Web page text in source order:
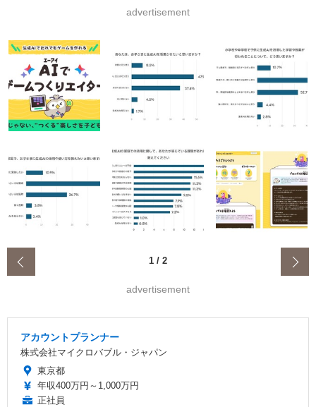
advertisement
1 / 2
advertisement
アカウントプランナー
株式会社マイクロバブル・ジャパン
東京都
年収400万円～1,000万円
正社員